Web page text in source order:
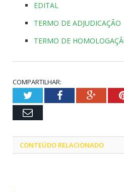
EDITAL
TERMO DE ADJUDICAÇÃO
TERMO DE
COMPARTILHAR:
TwitterFacebook
Email
CONTEÚDO RELACIONADO